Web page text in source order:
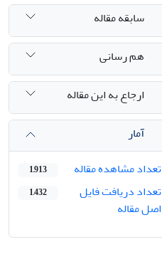
سابقه مقاله
هم رسانی
ارجاع به این مقاله
آمار
تعداد مشاهده مقاله
1,913
تعداد دریافت فایل
اصل مقاله
1,432